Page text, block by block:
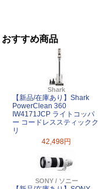
おすすめ商品
Shark
【新品/在庫あり】Shark
PowerClean 360
IW4171JCP ライトコッパ
ー コードレススティックク
リ
42,498円
SONY / ソニー